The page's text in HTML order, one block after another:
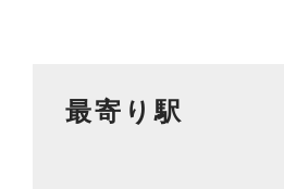
最寄り駅